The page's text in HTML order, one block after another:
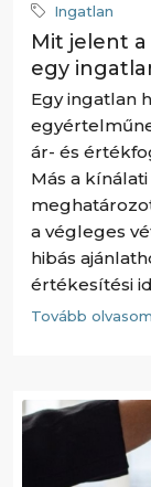
Ingatlan
Mit jelent
egy
Egy ingatlan
ár- és
Más a
a végleges
hibás
értékesítési
Tovább olvasom